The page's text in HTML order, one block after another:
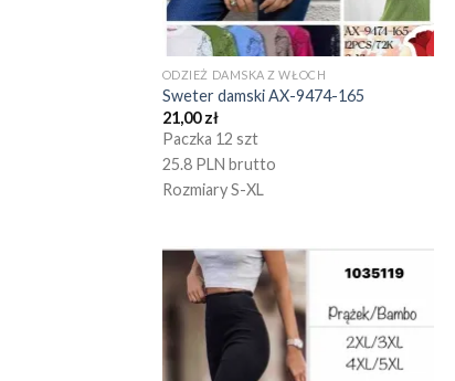
ODZIEŻ DAMSKA Z WŁOCH
Sweter damski AX-9474-165
21,00zł
Paczka 12 szt
25.8 PLN brutto
Rozmiary S-XL